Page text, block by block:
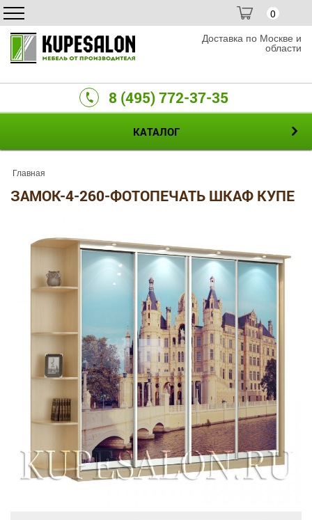
0
Доставка по Москве и
области
8 (495) 772-37-35
КАТАЛОГ
Главная
ЗАМОК-4-260-ФОТОПЕЧАТЬ ШКАФ КУПЕ